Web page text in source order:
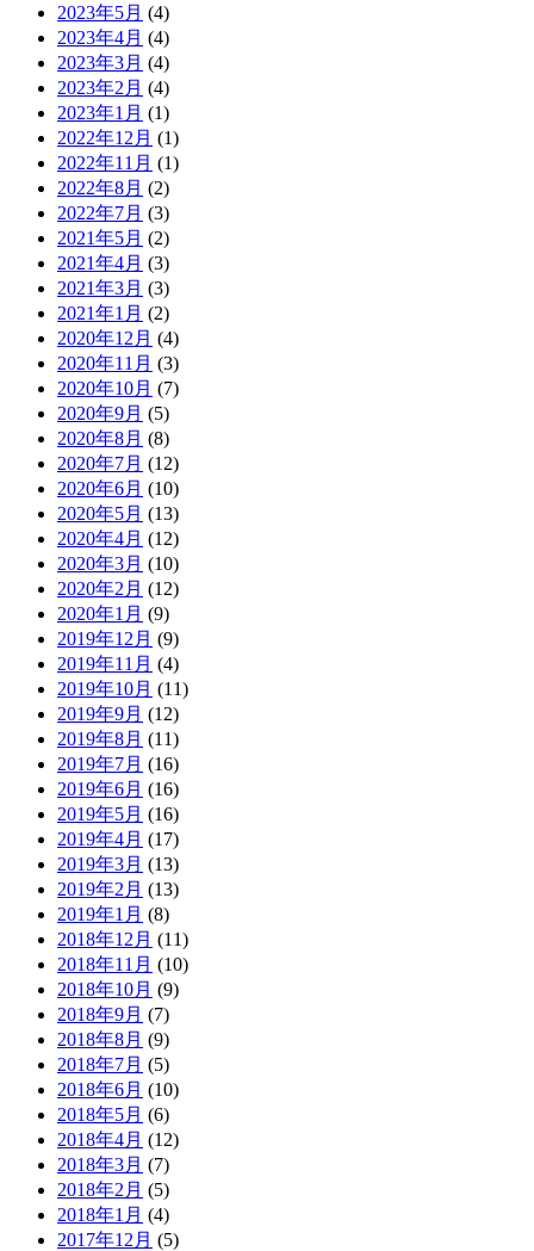
2023年5月 (4)
2023年4月 (4)
2023年3月 (4)
2023年2月 (4)
2023年1月 (1)
2022年12月 (1)
2022年11月 (1)
2022年8月 (2)
2022年7月 (3)
2021年5月 (2)
2021年4月 (3)
2021年3月 (3)
2021年1月 (2)
2020年12月 (4)
2020年11月 (3)
2020年10月 (7)
2020年9月 (5)
2020年8月 (8)
2020年7月 (12)
2020年6月 (10)
2020年5月 (13)
2020年4月 (12)
2020年3月 (10)
2020年2月 (12)
2020年1月 (9)
2019年12月 (9)
2019年11月 (4)
2019年10月 (11)
2019年9月 (12)
2019年8月 (11)
2019年7月 (16)
2019年6月 (16)
2019年5月 (16)
2019年4月 (17)
2019年3月 (13)
2019年2月 (13)
2019年1月 (8)
2018年12月 (11)
2018年11月 (10)
2018年10月 (9)
2018年9月 (7)
2018年8月 (9)
2018年7月 (5)
2018年6月 (10)
2018年5月 (6)
2018年4月 (12)
2018年3月 (7)
2018年2月 (5)
2018年1月 (4)
2017年12月 (5)